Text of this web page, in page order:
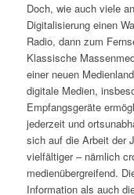
Doch, wie auch viele
Digitalisierung einen
Radio, dann zum
Klassische
einer neuen
digitale Medien,
Empfangsgeräte
jederzeit und
sich auf die Arbeit der
vielfältiger – nämlich
medienübergreifend.
Information als auch